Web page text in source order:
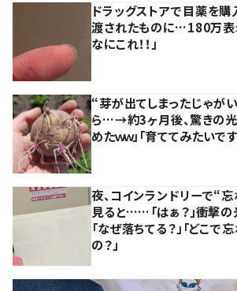
ドラッグストアで目薬を
渡されたものに…180万表示
なにこれ！！」
“芽が出てしまったじゃが
ら…→約3ヶ月後、驚きの光
めたｗｗ」「育ててみたいです
夜、コインランドリーで“
見ると……「はぁ？」衝撃の
「なぜ落ちてる？」「どこで
の？」